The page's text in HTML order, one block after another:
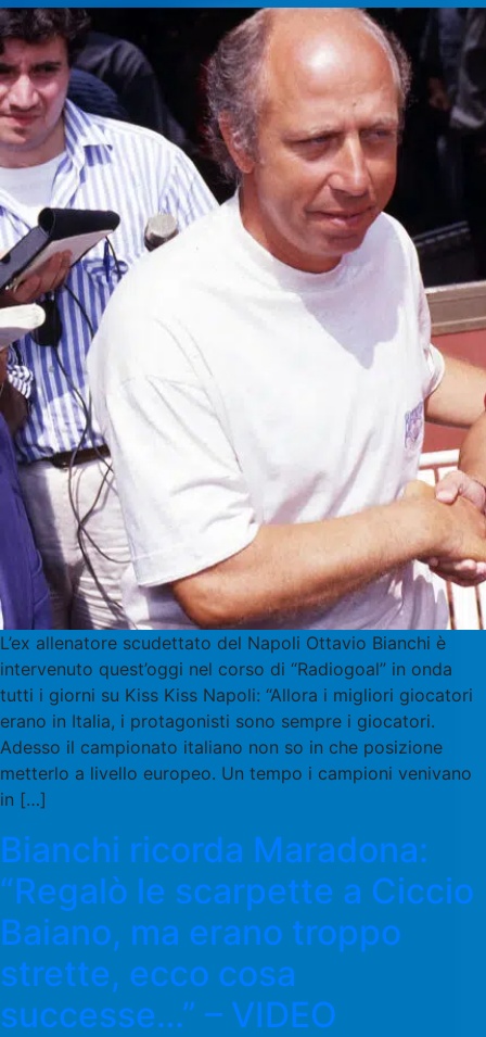
L’ex allenatore scudettato del Napoli Ottavio Bianchi è
intervenuto quest’oggi nel corso di “Radiogoal” in onda
tutti i giorni su Kiss Kiss Napoli: “Allora i migliori giocatori
erano in Italia, i protagonisti sono sempre i giocatori.
Adesso il campionato italiano non so in che posizione
metterlo a livello europeo. Un tempo i campioni venivano
in […]
Bianchi ricorda Maradona:
“Regalò le scarpette a Ciccio
Baiano, ma erano troppo
strette, ecco cosa
successe…” – VIDEO